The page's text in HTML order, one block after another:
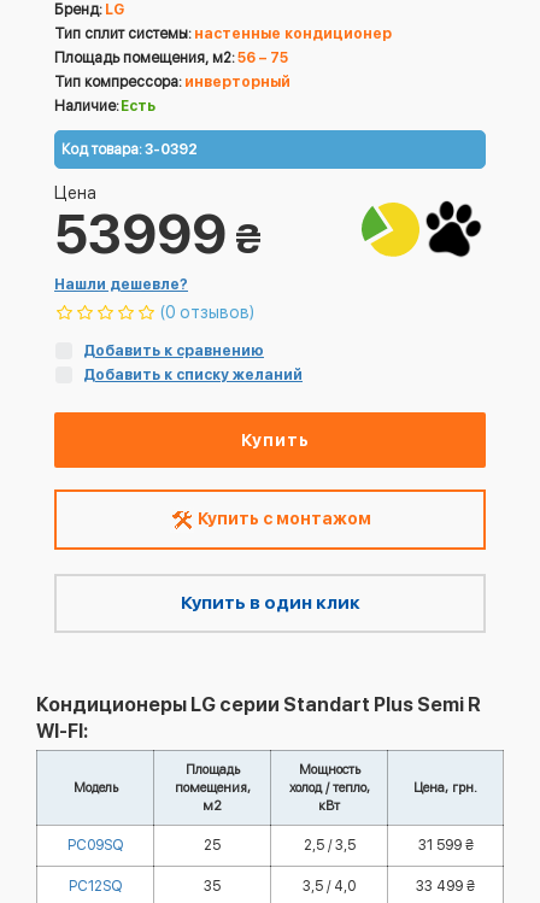
Бренд: LG
Тип сплит системы: настенные кондиционер
Площадь помещения, м2:56 – 75
Тип компрессора: инверторный
Наличие: Есть
Код товара:3-0392
Цена
53999 ₴
Нашли дешевле?
(0 отзывов)
Добавить к сравнению
Добавить к списку желаний
Купить
Купить с монтажом
Купить в один клик
Кондиционеры LG серии Standart Plus Semi R
WI-FI:
Модель
Площадь
помещения,
м2
Мощность
холод / тепло,
кВт
Цена, грн.
PC09SQ 25 2,5 / 3,5 31 599 ₴
PC12SQ 35 3,5 / 4,0 33 499 ₴